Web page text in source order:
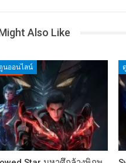
Also Like
นออนไลน์